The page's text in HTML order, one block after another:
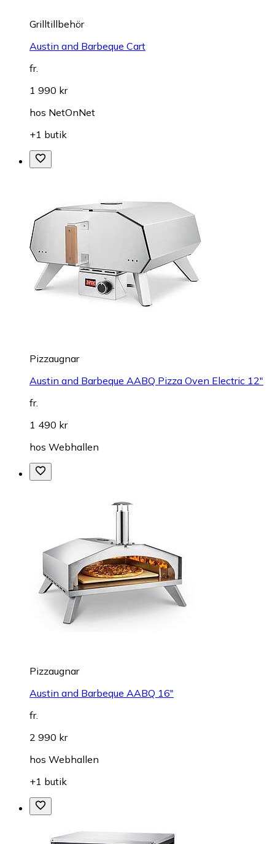
Grilltillbehör
Austin and Barbeque Cart
fr.
1 990 kr
hos NetOnNet
+1 butik
Pizzaugnar
Austin and Barbeque AABQ Pizza Oven Electric 12"
fr.
1 490 kr
hos Webhallen
Pizzaugnar
Austin and Barbeque AABQ 16"
fr.
2 990 kr
hos Webhallen
+1 butik